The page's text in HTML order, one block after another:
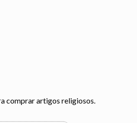
comprar artigos religiosos.